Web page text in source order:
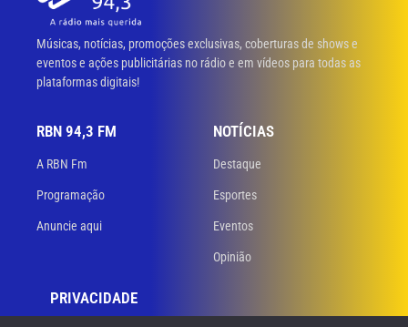
Músicas, notícias, promoções exclusivas, coberturas de shows e
eventos e ações publicitárias no rádio e em vídeos para todas as
plataformas digitais!
RBN 94,3 FM
A RBN Fm
Programação
Anuncie aqui
NOTÍCIAS
Destaque
Esportes
Eventos
Opinião
PRIVACIDADE